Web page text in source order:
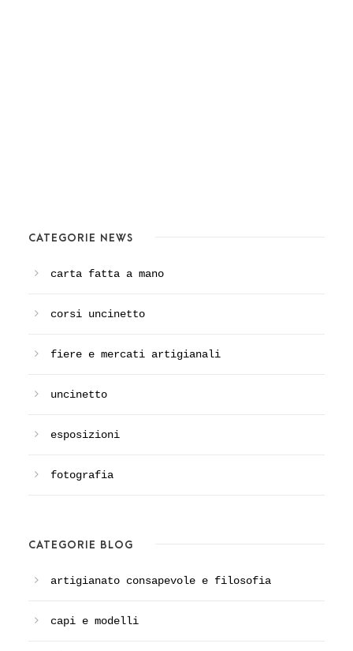
CATEGORIE NEWS
carta fatta a mano
corsi uncinetto
fiere e mercati artigianali
uncinetto
esposizioni
fotografia
CATEGORIE BLOG
artigianato consapevole e filosofia
capi e modelli